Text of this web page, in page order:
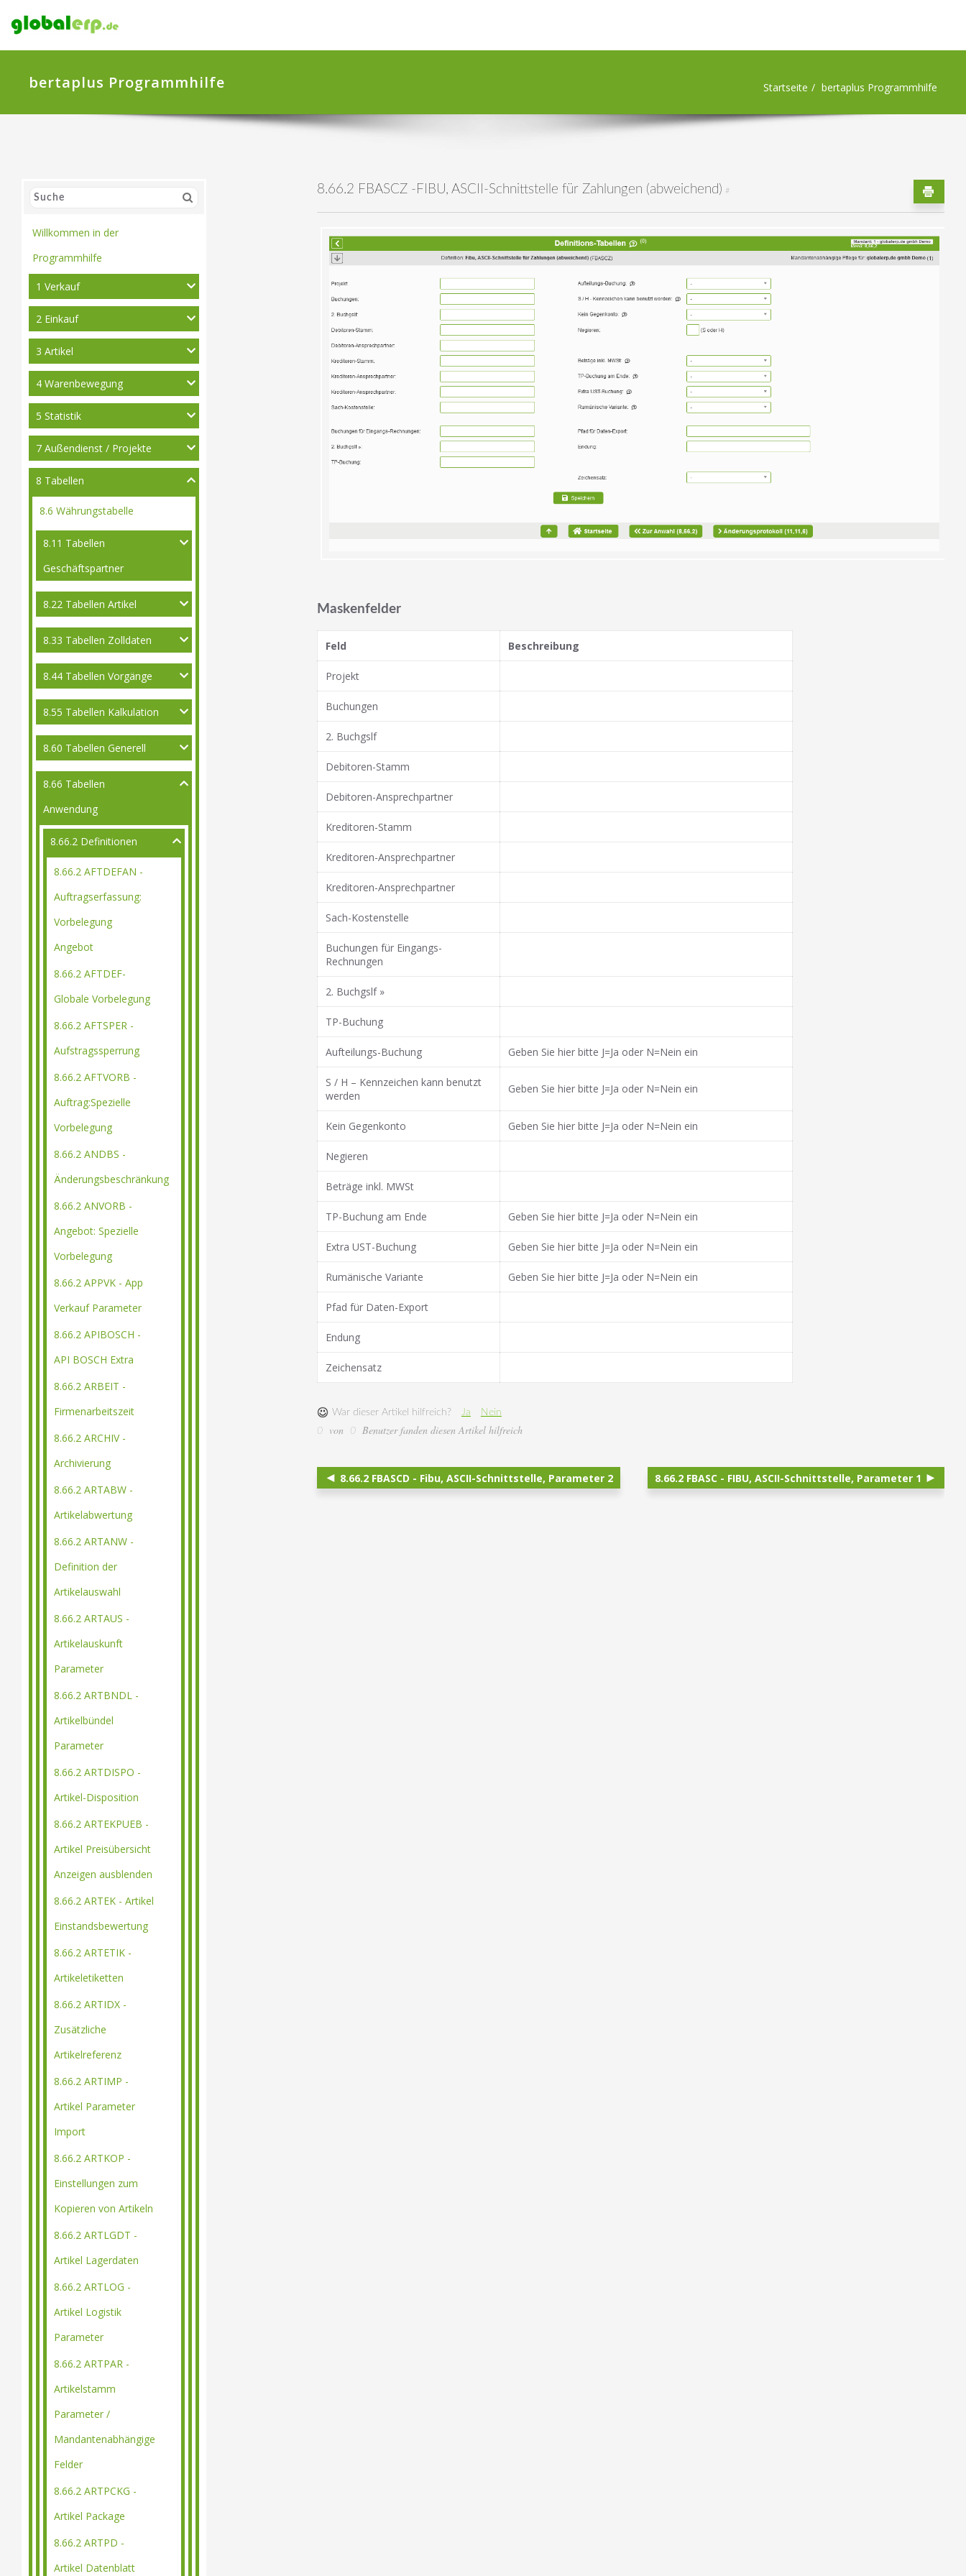
bertaplus Programmhilfe Startseite bertaplus Programmhilfe
Willkommen in der
Programmhilfe
1 Verkauf
2 Einkauf
3 Artikel
4 Warenbewegung
5 Statistik
7 Außendienst / Projekte
8 Tabellen
8.6 Währungstabelle
8.11 Tabellen
Geschäftspartner
8.22 Tabellen Artikel
8.33 Tabellen Zolldaten
8.44 Tabellen Vorgänge
8.55 Tabellen Kalkulation
8.60 Tabellen Generell
8.66 Tabellen
Anwendung
8.66.2 Definitionen
8.66.2 AFTDEFAN -
Auftragserfassung:
Vorbelegung
Angebot
8.66.2 AFTDEF-
Globale Vorbelegung
8.66.2 AFTSPER -
Aufstragssperrung
8.66.2 AFTVORB -
Auftrag:Spezielle
Vorbelegung
8.66.2 ANDBS -
Änderungsbeschränkung
8.66.2 ANVORB -
Angebot: Spezielle
Vorbelegung
8.66.2 APPVK - App
Verkauf Parameter
8.66.2 APIBOSCH -
API BOSCH Extra
8.66.2 ARBEIT -
Firmenarbeitszeit
8.66.2 ARCHIV -
Archivierung
8.66.2 ARTABW -
Artikelabwertung
8.66.2 ARTANW -
Definition der
Artikelauswahl
8.66.2 ARTAUS -
Artikelauskunft
Parameter
8.66.2 ARTBNDL -
Artikelbündel
Parameter
8.66.2 ARTDISPO -
Artikel-Disposition
8.66.2 ARTEKPUEB -
Artikel Preisübersicht
Anzeigen ausblenden
8.66.2 ARTEK - Artikel
Einstandsbewertung
8.66.2 ARTETIK -
Artikeletiketten
8.66.2 ARTIDX -
Zusätzliche
Artikelreferenz
8.66.2 ARTIMP -
Artikel Parameter
Import
8.66.2 ARTKOP -
Einstellungen zum
Kopieren von Artikeln
8.66.2 ARTLGDT -
Artikel Lagerdaten
8.66.2 ARTLOG -
Artikel Logistik
Parameter
8.66.2 ARTPAR -
Artikelstamm
Parameter /
Mandantenabhängige
Felder
8.66.2 ARTPCKG -
Artikel Package
8.66.2 ARTPD -
Artikel Datenblatt
8.66.2 FBASCZ -FIBU, ASCII-Schnittstelle für Zahlungen (abweichend) #
Maskenfelder
Feld Beschreibung
Projekt
Buchungen
2. Buchgslf
Debitoren-Stamm
Debitoren-Ansprechpartner
Kreditoren-Stamm
Kreditoren-Ansprechpartner
Kreditoren-Ansprechpartner
Sach-Kostenstelle
Buchungen für Eingangs-
Rechnungen
2. Buchgslf »
TP-Buchung
Aufteilungs-Buchung Geben Sie hier bitte J=Ja oder N=Nein ein
S / H – Kennzeichen kann benutzt
werden
Geben Sie hier bitte J=Ja oder N=Nein ein
Kein Gegenkonto Geben Sie hier bitte J=Ja oder N=Nein ein
Negieren
Beträge inkl. MWSt
TP-Buchung am Ende Geben Sie hier bitte J=Ja oder N=Nein ein
Extra UST-Buchung Geben Sie hier bitte J=Ja oder N=Nein ein
Rumänische Variante Geben Sie hier bitte J=Ja oder N=Nein ein
Pfad für Daten-Export
Endung
Zeichensatz
War dieser Artikel hilfreich? Ja
Nein
0
von 0 Benutzer fanden diesen Artikel hilfreich
8.66.2 FBASCD - Fibu, ASCII-Schnittstelle, Parameter 2 8.66.2 FBASC - FIBU, ASCII-Schnittstelle, Parameter 1